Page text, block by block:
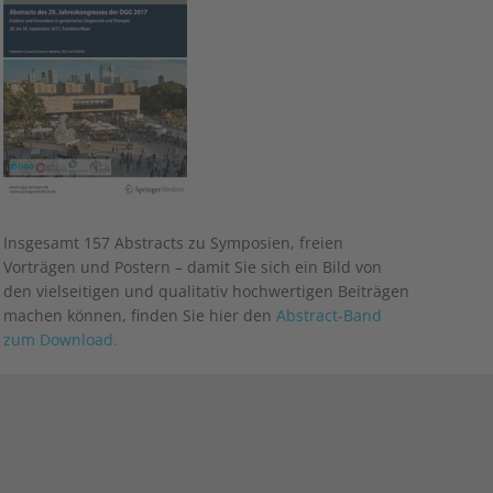
Insgesamt 157 Abstracts zu Symposien, freien
Vorträgen und Postern – damit Sie sich ein Bild von
den vielseitigen und qualitativ hochwertigen Beiträgen
machen können, finden Sie hier den Abstract-Band
zum Download.